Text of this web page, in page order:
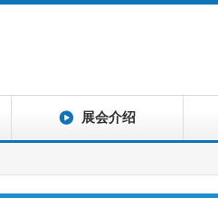
展会介绍